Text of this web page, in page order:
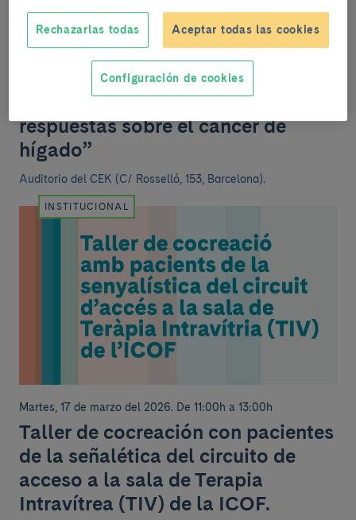
Martes, 17 de marzo del 2026.De 16:30h a 18:00h
Oncología Hepática: “Preguntas y
respuestas sobre el cáncer de
hígado”
Auditorio del CEK (C/ Rosselló, 153, Barcelona).
INSTITUCIONAL
Martes, 17 de marzo del 2026. De 11:00h a 13:00h
Taller de cocreación con pacientes
de la señalética del circuito de
acceso a la sala de Terapia
Intravítrea (TIV) de la ICOF.
Rechazarlas todas Aceptar todas las cookies
Configuración de cookies